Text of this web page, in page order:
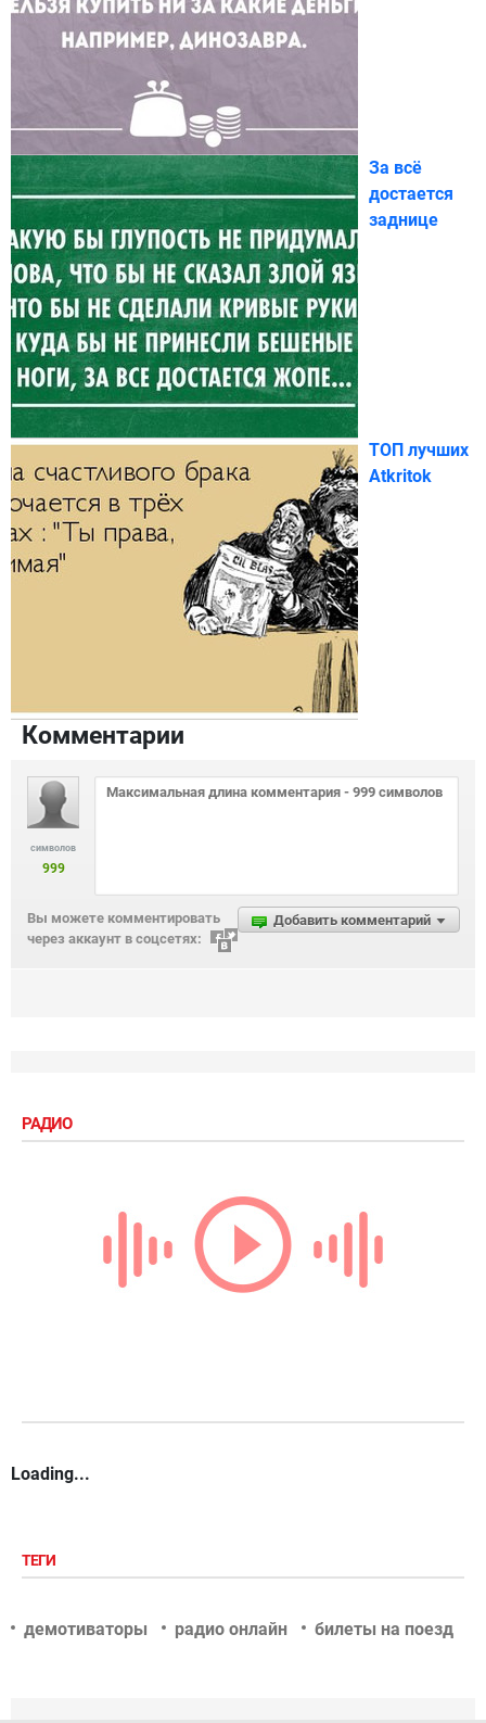
За всё
достается
заднице
ТОП лучших
Atkritok
Комментарии
символов
999
Добавить комментарий
Вы можете комментировать
через аккаунт в соцсетях:
РАДИО
Loading...
ТЕГИ
демотиваторы радио онлайн билеты на поезд